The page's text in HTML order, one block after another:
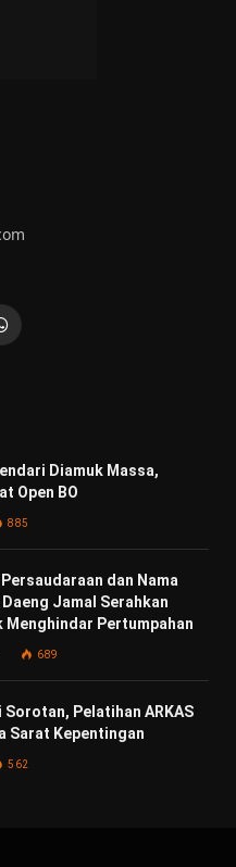
WhatsApp
Diamuk Massa,
Open BO
885
dan Nama
Jamal Serahkan
Menghindar Pertumpahan
689
Sorotan, Pelatihan ARKAS
Sarat Kepentingan
562